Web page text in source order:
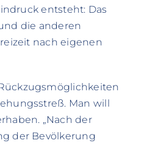
entsteht: Das
die anderen
nach eigenen
Man will
„Nach der
der Bevölkerung